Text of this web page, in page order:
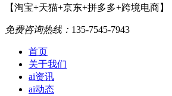
【淘宝+天猫+京东+拼多多+跨境电商】
免费咨询热线： 135-7545-7943
首页
关于我们
ai资讯
ai动态